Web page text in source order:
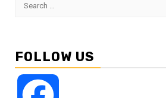
FOLLOW US